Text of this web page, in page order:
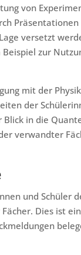
von
versetzt
zur
mit der
der
Blick in die
verwandter
und Schüler
Dies ist